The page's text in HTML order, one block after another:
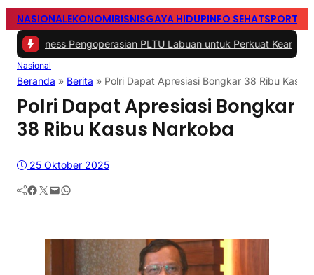
NASIONALEKONOMIBISNISGAYA HIDUPINFO SEHATSPORTS
Pengoperasian PLTU Labuan untuk Perkuat Keandalan Pasokan
Nasional
Beranda » Berita » Polri Dapat Apresiasi Bongkar 38 Ribu Kasus
Polri Dapat Apresiasi Bongkar
38 Ribu Kasus Narkoba
25 Oktober 2025
Facebook Twitter Mail WhatsApp